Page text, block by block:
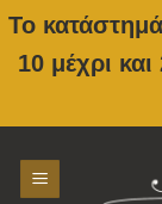
Το
10 μέχρι
content